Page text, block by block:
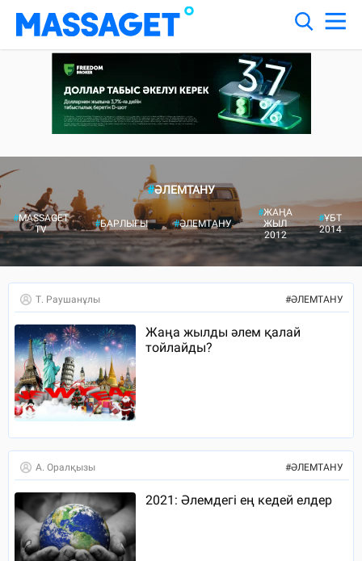
#ӘЛЕМТАНУ
#MASSAGET
TV
#БАРЛЫҒЫ #ӘЛЕМТАНУ
#ЖАҢА
ЖЫЛ
2012
#ҰБТ
2014
Т. Раушанұлы #ӘЛЕМТАНУ
Жаңа жылды әлем қалай
тойлайды?
А. Оралқызы #ӘЛЕМТАНУ
2021: Әлемдегі ең кедей елдер